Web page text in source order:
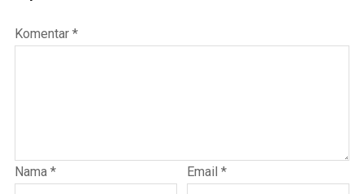
Komentar *
Nama * Email*